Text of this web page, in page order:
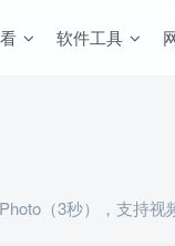
软件工具
（3秒），支持视